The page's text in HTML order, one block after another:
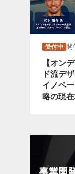
受付中 開
【オン
ド流デ
イノベ
略の現在